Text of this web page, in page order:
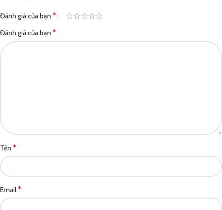
Đánh giá của bạn *
Đánh giá của bạn *
Tên *
Email*